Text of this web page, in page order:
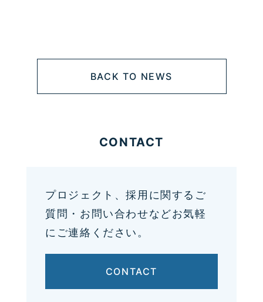
BACK TO NEWS
CONTACT
プロジェクト、採用に関するご
質問・お問い合わせなどお気軽
にご連絡ください。
CONTACT